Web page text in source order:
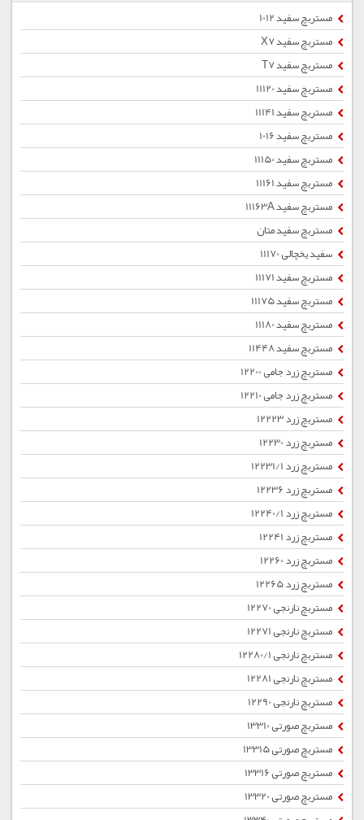
مستربچ سفید 1012
مستربچ سفید X7
مستربچ سفید T7
مستربچ سفید 11120
مستربچ سفید 11141
مستربچ سفید 1016
مستربچ سفید 11150
مستربچ سفید 11161
مستربچ سفید 11163A
مستربچ سفید متان
سفید یخچالی 11170
مستربچ سفید 11171
مستربچ سفید 11175
مستربچ سفید 11180
مستربچ سفید 11448
مستربچ زرد جامی 12200
مستربچ زرد جامی 12210
مستربچ زرد 12223
مستربچ زرد 12230
مستربچ زرد 12231/1
مستربچ زرد 12236
مستربچ زرد 12240/1
مستربچ زرد 12241
مستربچ زرد 12260
مستربچ زرد 12265
مستربچ نارنجی 12270
مستربچ نارنجی 12271
مستربچ نارنجی 12280/1
مستربچ نارنجی 12281
مستربچ نارنجی 12290
مستربچ صورتی 13310
مستربچ صورتی 13315
مستربچ صورتی 13316
مستربچ صورتی 13320